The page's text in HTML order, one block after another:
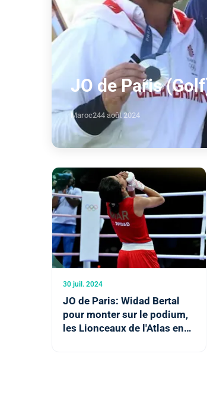
JO de Paris
Maroc244 août 2024
30 juil. 2024
JO de Paris: Widad Bertal
pour monter sur le podium,
les Lionceaux de l'Atlas en